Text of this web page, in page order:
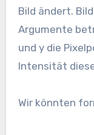
Bild ändert.
Argumente
und y die
Intensität
Wir könnten